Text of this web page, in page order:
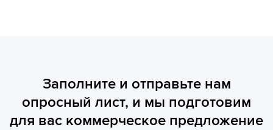
Заполните и отправьте нам
опросный лист, и мы подготовим
для вас коммерческое предложение